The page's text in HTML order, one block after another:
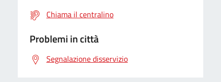
Chiama il centralino
Problemi in città
Segnalazione disservizio